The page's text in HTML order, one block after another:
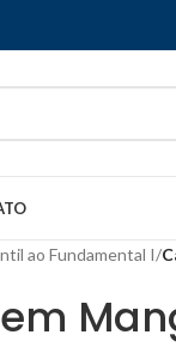
ao Fundamental I/